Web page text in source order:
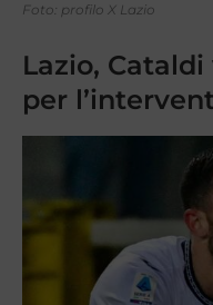
Foto: profilo X Lazio
Lazio,
per